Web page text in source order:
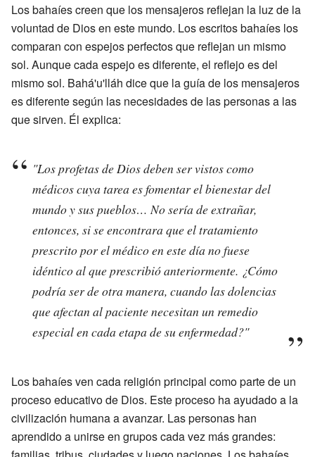
Los bahaíes creen que los mensajeros reflejan la luz de la
voluntad de Dios en este mundo. Los escritos bahaíes los
comparan con espejos perfectos que reflejan un mismo
sol. Aunque cada espejo es diferente, el reflejo es del
mismo sol. Bahá'u'lláh dice que la guía de los mensajeros
es diferente según las necesidades de las personas a las
que sirven. Él explica:
"Los profetas de Dios deben ser vistos como
médicos cuya tarea es fomentar el bienestar del
mundo y sus pueblos… No sería de extrañar,
entonces, si se encontrara que el tratamiento
prescrito por el médico en este día no fuese
idéntico al que prescribió anteriormente. ¿Cómo
podría ser de otra manera, cuando las dolencias
que afectan al paciente necesitan un remedio
especial en cada etapa de su enfermedad?"
Los bahaíes ven cada religión principal como parte de un
proceso educativo de Dios. Este proceso ha ayudado a la
civilización humana a avanzar. Las personas han
aprendido a unirse en grupos cada vez más grandes: